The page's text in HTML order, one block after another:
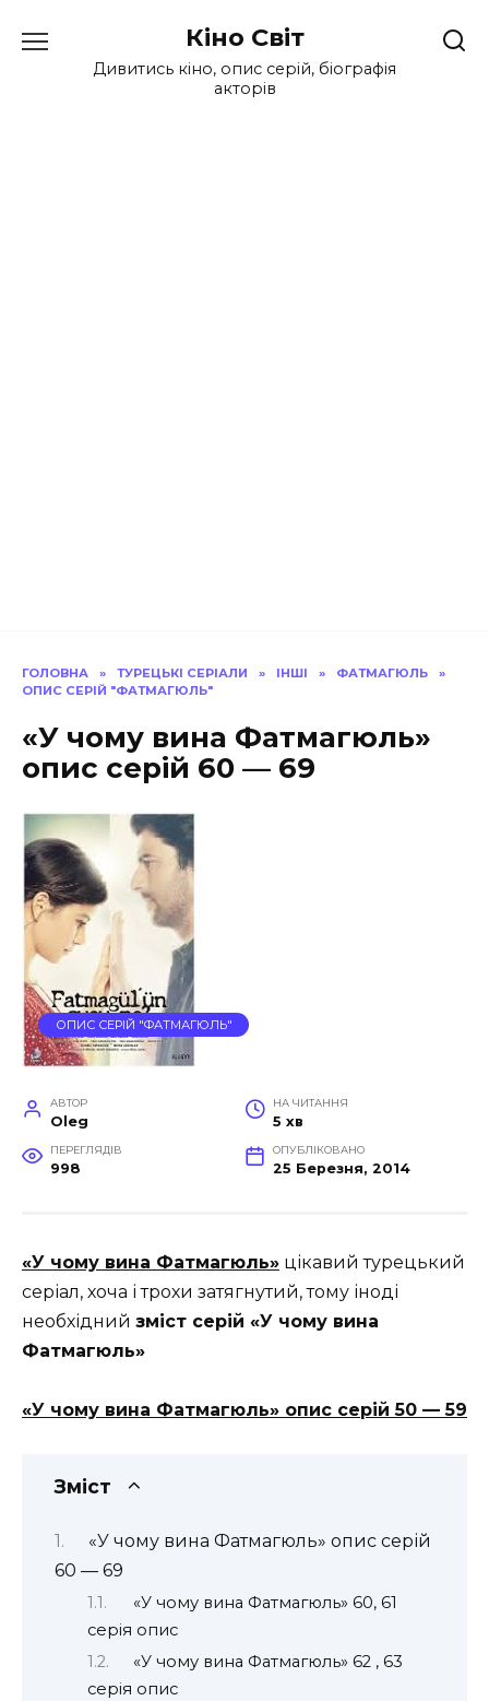
до
Кіно Світ
Дивитись кіно, опис серій, біографія
акторів
ГОЛОВНА » ТУРЕЦЬКІ СЕРІАЛИ » ІНШІ » ФАТМАГЮЛЬ
»
ОПИС СЕРІЙ "ФАТМАГЮЛЬ"
«У чому вина Фатмагюль»
опис серій 60 — 69
ОПИС СЕРІЙ "ФАТМАГЮЛЬ"
АВТОР
Oleg
НА ЧИТАННЯ
5 хв
ПЕРЕГЛЯДІВ
998
ОПУБЛІКОВАНО
25 Березня, 2014
«У чому вина Фатмагюль» цікавий турецький
серіал, хоча і трохи затягнутий, тому іноді
необхідний зміст серій «У чому вина
Фатмагюль»
«У чому вина Фатмагюль» опис серій 50 — 59
Зміст
«У чому вина Фатмагюль» опис серій
60 — 69
«У чому вина Фатмагюль» 60, 61
серія опис
«У чому вина Фатмагюль» 62 , 63
серія опис